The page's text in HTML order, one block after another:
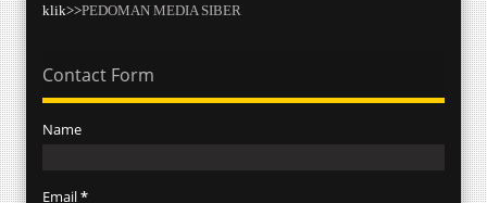
klik>>PEDOMAN MEDIA SIBER
Contact Form
Name
Email*